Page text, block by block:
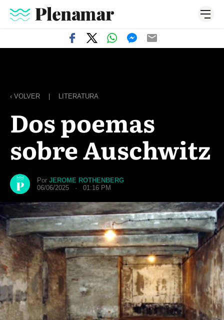
‹ VOLVER LITERATURA
Dos poemas
sobre Auschwitz
Por JEROME ROTHENBERG
06/06/2025 · 01:16 PM